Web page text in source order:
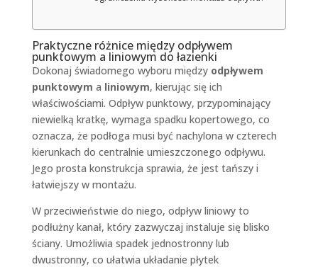
Praktyczne różnice między odpływem
punktowym a liniowym do łazienki
Dokonaj świadomego wyboru między odpływem
punktowym a liniowym, kierując się ich
właściwościami. Odpływ punktowy, przypominający
niewielką kratkę, wymaga spadku kopertowego, co
oznacza, że podłoga musi być nachylona w czterech
kierunkach do centralnie umieszczonego odpływu.
Jego prosta konstrukcja sprawia, że jest tańszy i
łatwiejszy w montażu.
W przeciwieństwie do niego, odpływ liniowy to
podłużny kanał, który zazwyczaj instaluje się blisko
ściany. Umożliwia spadek jednostronny lub
dwustronny, co ułatwia układanie płytek